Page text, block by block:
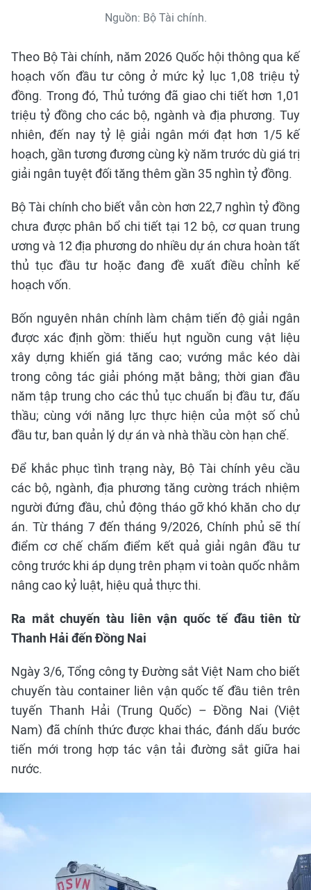
Nguồn: Bộ Tài chính.
Theo Bộ Tài chính, năm 2026 Quốc hội thông qua kế
hoạch vốn đầu tư công ở mức kỷ lục 1,08 triệu tỷ
đồng. Trong đó, Thủ tướng đã giao chi tiết hơn 1,01
triệu tỷ đồng cho các bộ, ngành và địa phương. Tuy
nhiên, đến nay tỷ lệ giải ngân mới đạt hơn 1/5 kế
hoạch, gần tương đương cùng kỳ năm trước dù giá trị
giải ngân tuyệt đối tăng thêm gần 35 nghìn tỷ đồng.
Bộ Tài chính cho biết vẫn còn hơn 22,7 nghìn tỷ đồng
chưa được phân bổ chi tiết tại 12 bộ, cơ quan trung
ương và 12 địa phương do nhiều dự án chưa hoàn tất
thủ tục đầu tư hoặc đang đề xuất điều chỉnh kế
hoạch vốn.
Bốn nguyên nhân chính làm chậm tiến độ giải ngân
được xác định gồm: thiếu hụt nguồn cung vật liệu
xây dựng khiến giá tăng cao; vướng mắc kéo dài
trong công tác giải phóng mặt bằng; thời gian đầu
năm tập trung cho các thủ tục chuẩn bị đầu tư, đấu
thầu; cùng với năng lực thực hiện của một số chủ
đầu tư, ban quản lý dự án và nhà thầu còn hạn chế.
Để khắc phục tình trạng này, Bộ Tài chính yêu cầu
các bộ, ngành, địa phương tăng cường trách nhiệm
người đứng đầu, chủ động tháo gỡ khó khăn cho dự
án. Từ tháng 7 đến tháng 9/2026, Chính phủ sẽ thí
điểm cơ chế chấm điểm kết quả giải ngân đầu tư
công trước khi áp dụng trên phạm vi toàn quốc nhằm
nâng cao kỷ luật, hiệu quả thực thi.
Ra mắt chuyến tàu liên vận quốc tế đầu tiên từ
Thanh Hải đến Đồng Nai
Ngày 3/6, Tổng công ty Đường sắt Việt Nam cho biết
chuyến tàu container liên vận quốc tế đầu tiên trên
tuyến Thanh Hải (Trung Quốc) – Đồng Nai (Việt
Nam) đã chính thức được khai thác, đánh dấu bước
tiến mới trong hợp tác vận tải đường sắt giữa hai
nước.